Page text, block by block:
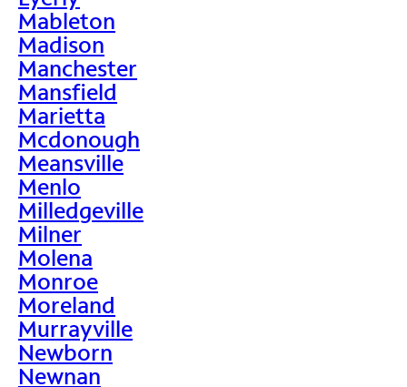
Mableton
Madison
Manchester
Mansfield
Marietta
Mcdonough
Meansville
Menlo
Milledgeville
Milner
Molena
Monroe
Moreland
Murrayville
Newborn
Newnan